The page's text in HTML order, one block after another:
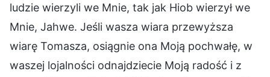
ludzie wierzyli we Mnie, tak jak Hiob wierzył we
Mnie, Jahwe. Jeśli wasza wiara przewyższa
wiarę Tomasza, osiągnie ona Moją pochwałę, w
waszej lojalności odnajdziecie Moją radość i z